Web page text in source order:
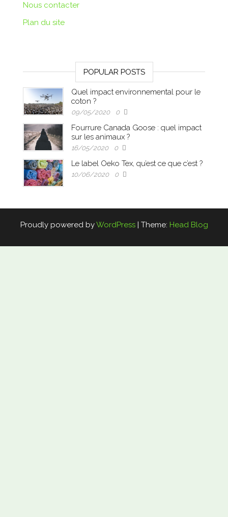
Nous contacter
Plan du site
POPULAR POSTS
Quel impact environnemental pour le
coton ?
09/05/2020 0
Fourrure Canada Goose : quel impact
sur les animaux ?
16/05/2020 0
Le label Oeko Tex, qu’est ce que c’est ?
10/06/2020 0
Proudly powered byWordPress | Theme: Head Blog